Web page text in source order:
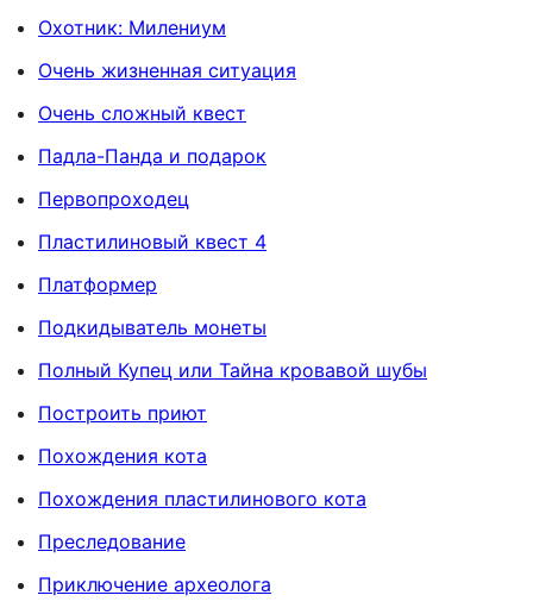
Охотник: Милениум
Очень жизненная ситуация
Очень сложный квест
Падла-Панда и подарок
Первопроходец
Пластилиновый квест 4
Платформер
Подкидыватель монеты
Полный Купец или Тайна кровавой шубы
Построить приют
Похождения кота
Похождения пластилинового кота
Преследование
Приключение археолога